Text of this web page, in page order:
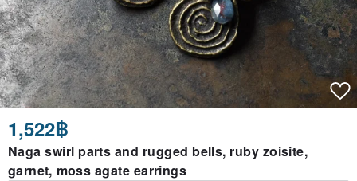
1,522฿
Naga swirl parts and rugged bells, ruby zoisite,
garnet, moss agate earrings